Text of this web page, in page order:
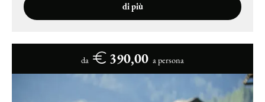
di più
da 390,00 a persona